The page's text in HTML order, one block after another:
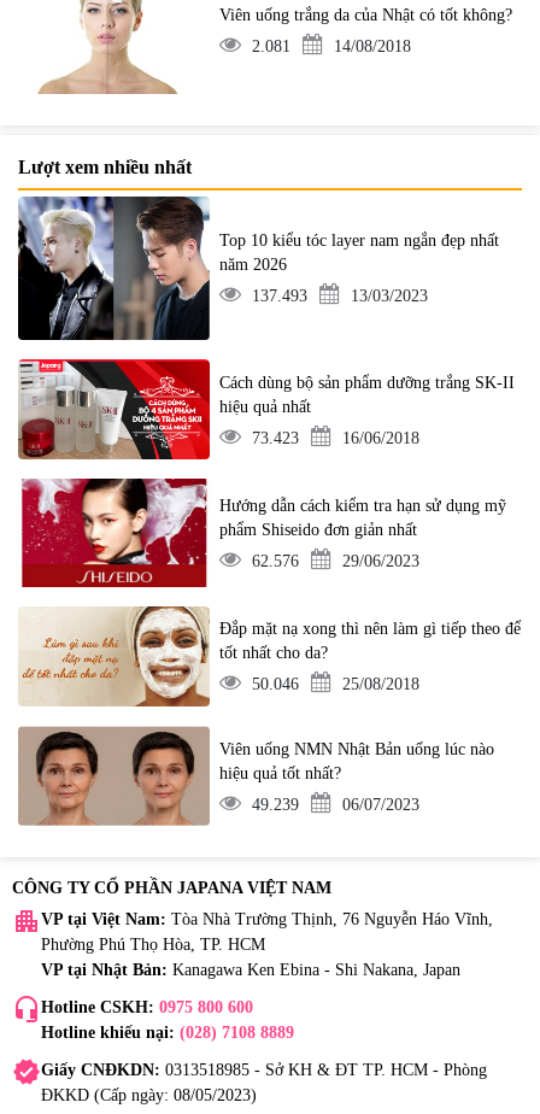
Viên uống trắng da của Nhật có tốt không?
2.081
14/08/2018
Lượt xem nhiều nhất
Top 10 kiểu tóc layer nam ngắn đẹp nhất
năm 2026
137.493
13/03/2023
Cách dùng bộ sản phẩm dưỡng trắng SK-II
hiệu quả nhất
73.423
16/06/2018
Hướng dẫn cách kiểm tra hạn sử dụng mỹ
phẩm Shiseido đơn giản nhất
62.576
29/06/2023
Đắp mặt nạ xong thì nên làm gì tiếp theo để
tốt nhất cho da?
50.046
25/08/2018
Viên uống NMN Nhật Bản uống lúc nào
hiệu quả tốt nhất?
49.239
06/07/2023
CÔNG TY CỔ PHẦN JAPANA VIỆT NAM
apartment VP tại Việt Nam: Tòa Nhà Trường Thịnh, 76 Nguyễn Háo Vĩnh,
Phường Phú Thọ Hòa, TP. HCM
VP tại Nhật Bản: Kanagawa Ken Ebina - Shi Nakana, Japan
headset_mic Hotline CSKH: 0975 800 600
Hotline khiếu nại: (028) 7108 8889
verifiedGiấy CNĐKDN: 0313518985 - Sở KH & ĐT TP. HCM - Phòng
ĐKKD (Cấp ngày: 08/05/2023)